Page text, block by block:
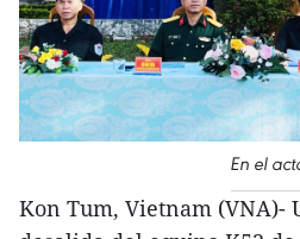
En el
Kon Tum, Vietnam (VNA)-